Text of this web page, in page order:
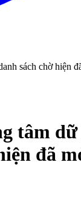
sách chờ hiện
tâm
đã